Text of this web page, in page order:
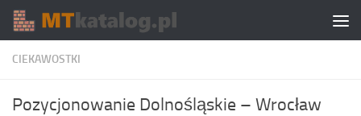
Skip to content
CIEKAWOSTKI
Pozycjonowanie Dolnośląskie – Wrocław